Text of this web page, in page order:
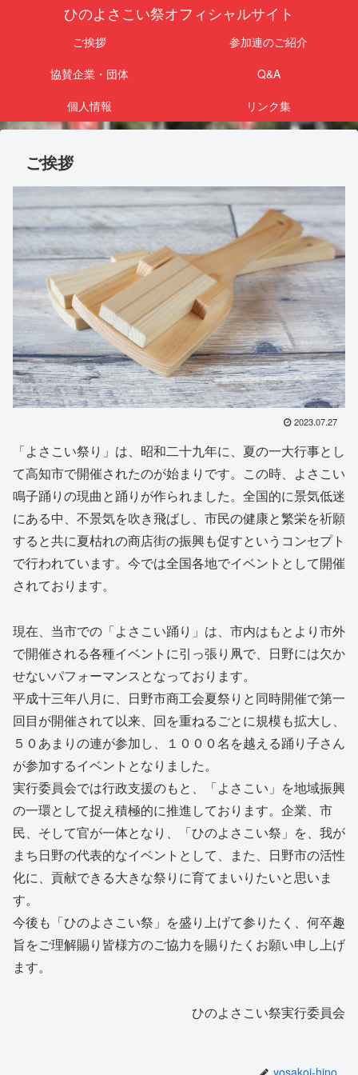
ひのよさこい祭オフィシャルサイト
ご挨拶
参加連のご紹介
協賛企業・団体
Q&A
個人情報
リンク集
ご挨拶
2023.07.27
「よさこい祭り」は、昭和二十九年に、夏の一大行事とし
て高知市で開催されたのが始まりです。この時、よさこい
鳴子踊りの現曲と踊りが作られました。全国的に景気低迷
にある中、不景気を吹き飛ばし、市民の健康と繁栄を祈願
すると共に夏枯れの商店街の振興も促すというコンセプト
で行われています。今では全国各地でイベントとして開催
されております。
現在、当市での「よさこい踊り」は、市内はもとより市外
で開催される各種イベントに引っ張り凧で、日野には欠か
せないパフォーマンスとなっております。
平成十三年八月に、日野市商工会夏祭りと同時開催で第一
回目が開催されて以来、回を重ねるごとに規模も拡大し、
５０あまりの連が参加し、１０００名を越える踊り子さん
が参加するイベントとなりました。
実行委員会では行政支援のもと、「よさこい」を地域振興
の一環として捉え積極的に推進しております。企業、市
民、そして官が一体となり、「ひのよさこい祭」を、我が
まち日野の代表的なイベントとして、また、日野市の活性
化に、貢献できる大きな祭りに育てまいりたいと思いま
す。
今後も「ひのよさこい祭」を盛り上げて参りたく、何卒趣
旨をご理解賜り皆様方のご協力を賜りたくお願い申し上げ
ます。
ひのよさこい祭実行委員会
yosakoi-hino